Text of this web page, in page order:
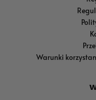
Warunki